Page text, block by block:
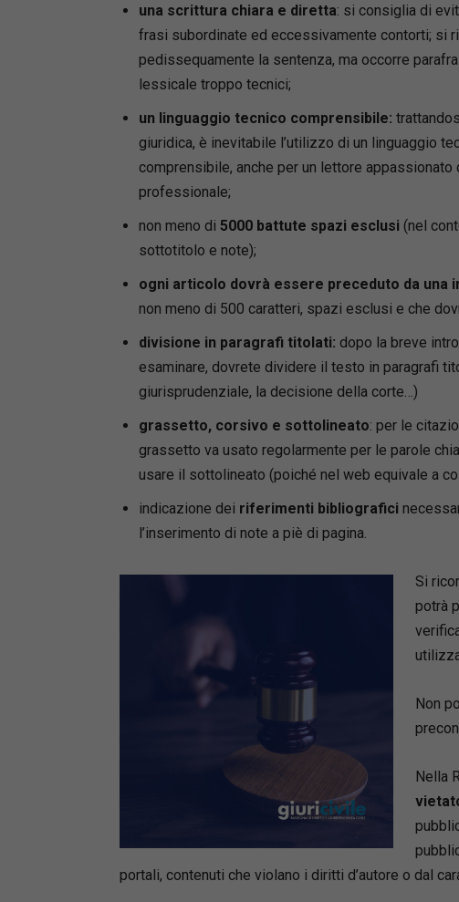
una scrittura chiara e diretta: si consiglia di
frasi subordinate ed eccessivamente contorti; si
pedissequamente la sentenza, ma occorre
lessicale troppo tecnici;
un linguaggio tecnico comprensibile:
giuridica, è inevitabile l’utilizzo di un linguaggio
comprensibile, anche per un lettore
professionale;
non meno di 5000 battute spazi esclusi (nel
sottotitolo e note);
ogni articolo dovrà essere preceduto da una
non meno di 500 caratteri, spazi esclusi e che
divisione in paragrafi titolati: dopo la breve
esaminare, dovrete dividere il testo in paragrafi
giurisprudenziale, la decisione della corte…)
grassetto, corsivo e sottolineato: per le
grassetto va usato regolarmente per le parole
usare il sottolineato (poiché nel web equivale a
indicazione dei riferimenti bibliografici
l’inserimento di note a piè di pagina.
Si
potrà
Non
Nella
portali, contenuti che violano i diritti d’autore o dal